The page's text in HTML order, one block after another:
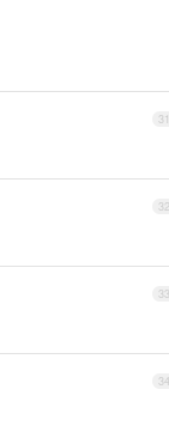
31
32
33
34